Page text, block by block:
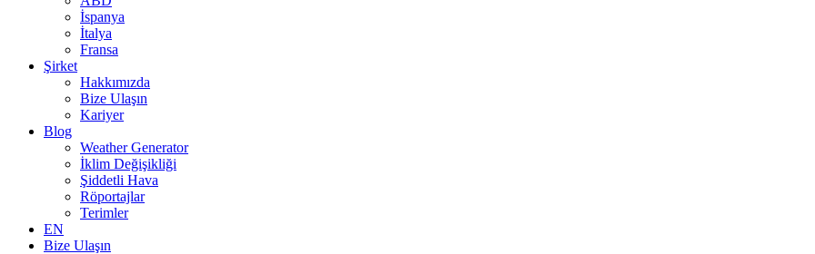
İspanya
İtalya
Fransa
Şirket
Hakkımızda
Bize Ulaşın
Kariyer
Blog
Weather Generator
İklim Değişikliği
Şiddetli Hava
Röportajlar
Terimler
EN
Bize Ulaşın